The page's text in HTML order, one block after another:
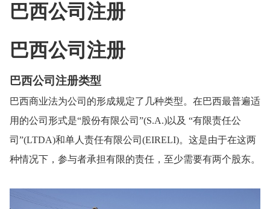
巴西公司注册
巴西公司注册
巴西公司注册类型
巴西商业法为公司的形成规定了几种类型。在巴西最普遍适
用的公司形式是“股份有限公司”(S.A.)以及 “有限责任公
司”(LTDA)和单人责任有限公司(EIRELI)。这是由于在这两
种情况下，参与者承担有限的责任，至少需要有两个股东。